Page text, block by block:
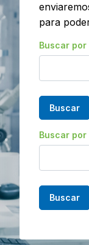
para
Buscar
Buscar